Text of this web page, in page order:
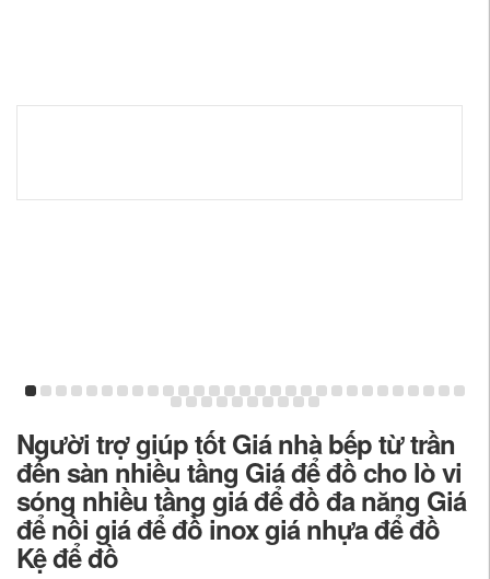
Người trợ giúp tốt Giá nhà bếp từ trần
đến sàn nhiều tầng Giá để đồ cho lò vi
sóng nhiều tầng giá để đồ đa năng Giá
để nồi giá để đồ inox giá nhựa để đồ
Kệ để đồ